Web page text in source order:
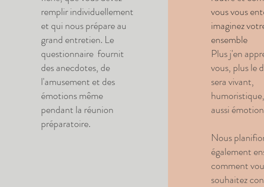
remplir individuellement
et qui nous prépare au
grand entretien. Le
questionnaire fournit
des anecdotes, de
l'amusement et des
émotions même
pendant la réunion
préparatoire.
vous vous
imaginez
ensemble
Plus j'en
vous, plus le
sera vivant,
aussi
Nous
également
comment
souhaitez